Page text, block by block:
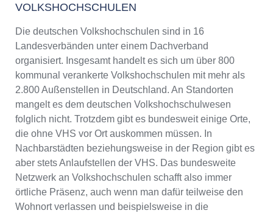
VOLKSHOCHSCHULEN
Die deutschen Volkshochschulen sind in 16
Landesverbänden unter einem Dachverband
organisiert. Insgesamt handelt es sich um über 800
kommunal verankerte Volkshochschulen mit mehr als
2.800 Außenstellen in Deutschland. An Standorten
mangelt es dem deutschen Volkshochschulwesen
folglich nicht. Trotzdem gibt es bundesweit einige Orte,
die ohne VHS vor Ort auskommen müssen. In
Nachbarstädten beziehungsweise in der Region gibt es
aber stets Anlaufstellen der VHS. Das bundesweite
Netzwerk an Volkshochschulen schafft also immer
örtliche Präsenz, auch wenn man dafür teilweise den
Wohnort verlassen und beispielsweise in die